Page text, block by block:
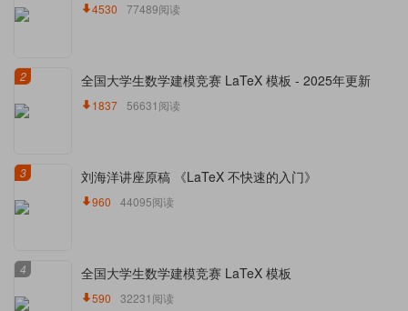
4530 77489阅读
2 全国大学生数学建模竞赛 LaTeX 模板 - 2025年更新
1837 56631阅读
3 刘海洋讲座原稿 《LaTeX 不快速的入门》
960 44095阅读
4 全国大学生数学建模竞赛 LaTeX 模板
590 32231阅读